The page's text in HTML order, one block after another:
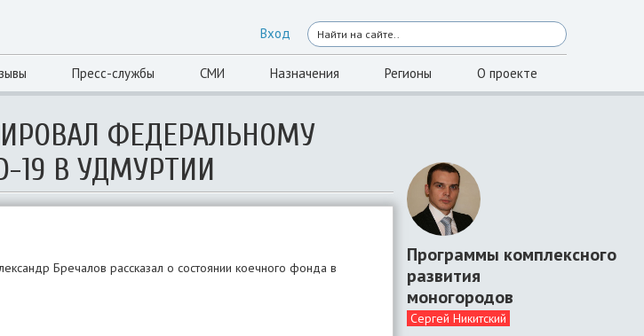
Вход
Пресс-службы СМИ Назначения Регионы О проекте
ФЕДЕРАЛЬНОМУ
19 В УДМУРТИИ
Бречалов рассказал о состоянии коечного фонда в
Программы комплексного
развития
моногородов
Сергей Никитский